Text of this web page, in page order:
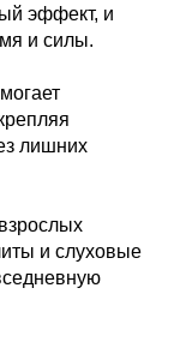
эффект, и
и силы.
лишних
и слуховые